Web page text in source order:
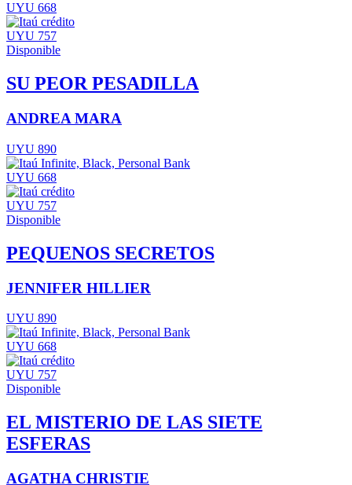
UYU 668
UYU 757
Disponible
SU PEOR PESADILLA
ANDREA MARA
UYU 890
UYU 668
UYU 757
Disponible
PEQUENOS SECRETOS
JENNIFER HILLIER
UYU 890
UYU 668
UYU 757
Disponible
EL MISTERIO DE LAS SIETE
ESFERAS
AGATHA CHRISTIE